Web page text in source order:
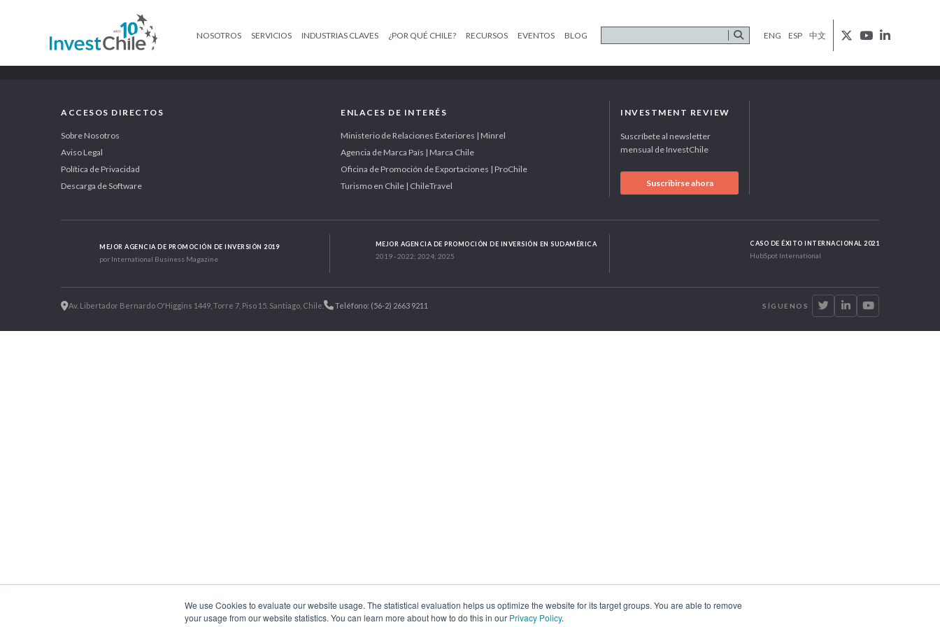
We use Cookies to evaluate our website usage. The statistical evaluation helps us optimize the website for its target groups. You are able to remove
your usage from our website statistics. You can learn more about how to do this in our Privacy Policy.
NOSOTROS SERVICIOS INDUSTRIAS CLAVES ¿POR QUÉ CHILE? RECURSOS EVENTOS BLOG ENG ESP 中文
ACCESOS DIRECTOS
Sobre Nosotros
Aviso Legal
Política de Privacidad
Descarga de Software
ENLACES DE INTERÉS
Ministerio de Relaciones Exteriores | Minrel
Agencia de Marca País | Marca Chile
Oficina de Promoción de Exportaciones | ProChile
Turismo en Chile | ChileTravel
INVESTMENT REVIEW
Suscríbete al newsletter
mensual de InvestChile
Suscribirse ahora
MEJOR AGENCIA DE PROMOCIÓN DE INVERSIÓN 2019
por International Business Magazine
MEJOR AGENCIA DE PROMOCIÓN DE INVERSIÓN EN SUDAMÉRICA
2019 - 2022; 2024; 2025
CASO DE ÉXITO INTERNACIONAL 2021
HubSpot International
Av. Libertador Bernardo O'Higgins 1449, Torre 7, Piso 15. Santiago, Chile. Teléfono: (56-2) 2663 9211 SÍGUENOS